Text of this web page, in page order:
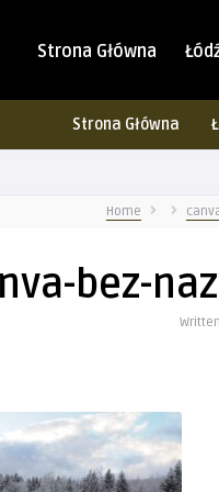
Strona Główna
Strona Główna
Home
bez-